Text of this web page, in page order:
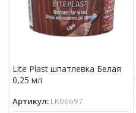
Lite Plast шпатлевка Белая
0,25 мл
Артикул: LK06697